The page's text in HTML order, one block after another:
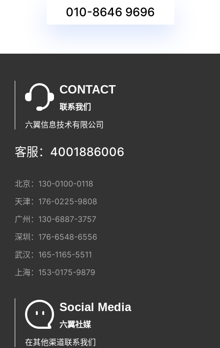
010-8646 9696
CONTACT
联系我们
六翼信息技术有限公司
客服：4001886006
北京： 130-0100-0118
天津： 176-0225-9808
广州： 130-6887-3757
深圳： 176-6548-6556
武汉： 165-1165-5511
上海： 153-0175-9879
Social Media
六翼社媒
在其他渠道联系我们